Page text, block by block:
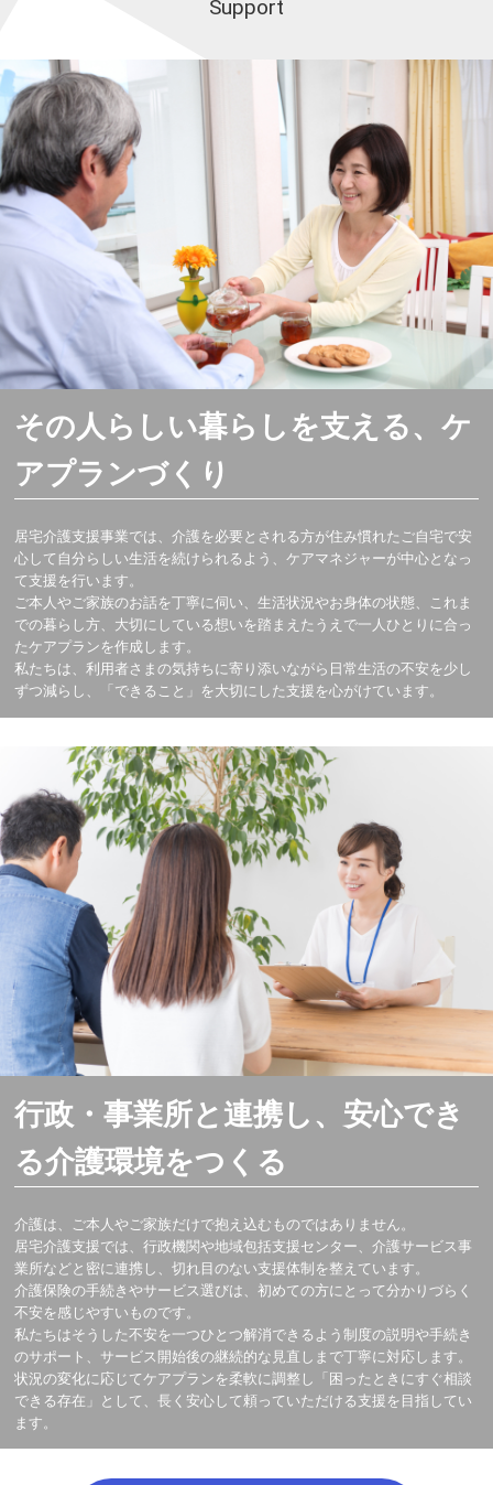
Support
その人らしい暮らしを支える、ケ
アプランづくり
居宅介護支援事業では、介護を必要とされる方が住み慣れたご自宅で安
心して自分らしい生活を続けられるよう、ケアマネジャーが中心となっ
て支援を行います。
ご本人やご家族のお話を丁寧に伺い、生活状況やお身体の状態、これま
での暮らし方、大切にしている想いを踏まえたうえで一人ひとりに合っ
たケアプランを作成します。
私たちは、利用者さまの気持ちに寄り添いながら日常生活の不安を少し
ずつ減らし、「できること」を大切にした支援を心がけています。
行政・事業所と連携し、安心でき
る介護環境をつくる
介護は、ご本人やご家族だけで抱え込むものではありません。
居宅介護支援では、行政機関や地域包括支援センター、介護サービス事
業所などと密に連携し、切れ目のない支援体制を整えています。
介護保険の手続きやサービス選びは、初めての方にとって分かりづらく
不安を感じやすいものです。
私たちはそうした不安を一つひとつ解消できるよう制度の説明や手続き
のサポート、サービス開始後の継続的な見直しまで丁寧に対応します。
状況の変化に応じてケアプランを柔軟に調整し「困ったときにすぐ相談
できる存在」として、長く安心して頼っていただける支援を目指してい
ます。